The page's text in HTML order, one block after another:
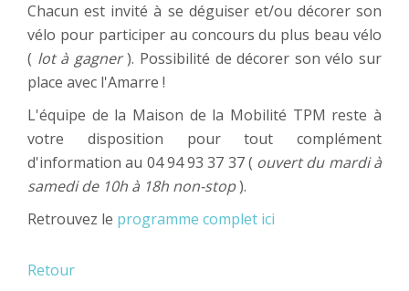
Chacun est invité à se déguiser et/ou décorer son
vélo pour participer au concours du plus beau vélo
( lot à gagner). Possibilité de décorer son vélo sur
place avec l'Amarre !
L'équipe de la Maison de la Mobilité TPM reste à
votre disposition pour tout complément
d'information au 04 94 93 37 37 ( ouvert du mardi à
samedi de 10h à 18h non-stop).
Retrouvez le programme complet ici
Retour